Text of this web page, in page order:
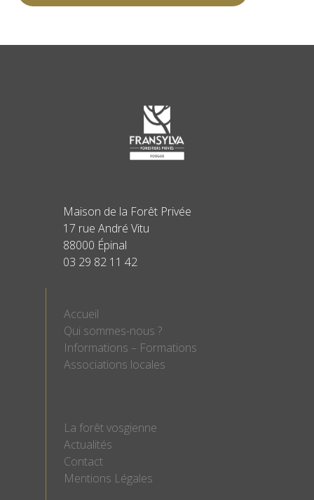
Maison de la Forêt Privée
17 rue André Vitu
88000 Épinal
03 29 82 11 42
Accueil
Qui sommes-nous ?
Informations – Formations
Associations locales
La forêt vosgienne
Actualités
Contact
Mentions Légales